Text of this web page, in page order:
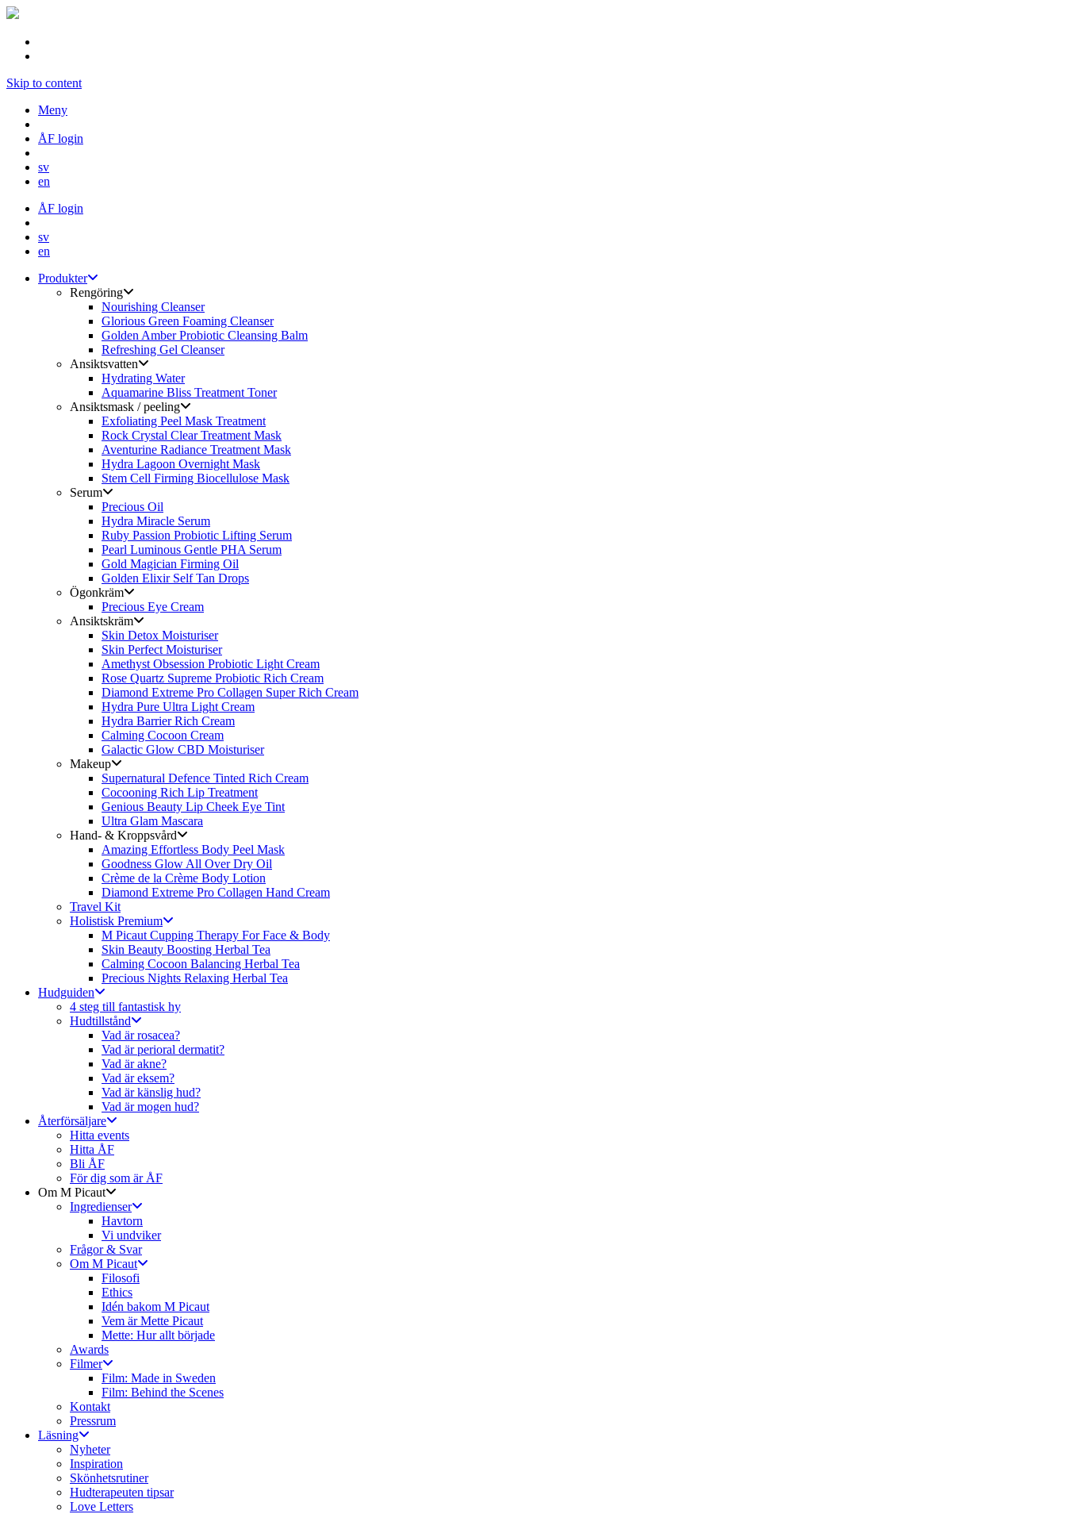
Skip to content
Meny
ÅF login
sv
en
ÅF login
sv
en
Produkter
Rengöring
Nourishing Cleanser
Glorious Green Foaming Cleanser
Golden Amber Probiotic Cleansing Balm
Refreshing Gel Cleanser
Ansiktsvatten
Hydrating Water
Aquamarine Bliss Treatment Toner
Ansiktsmask / peeling
Exfoliating Peel Mask Treatment
Rock Crystal Clear Treatment Mask
Aventurine Radiance Treatment Mask
Hydra Lagoon Overnight Mask
Stem Cell Firming Biocellulose Mask
Serum
Precious Oil
Hydra Miracle Serum
Ruby Passion Probiotic Lifting Serum
Pearl Luminous Gentle PHA Serum
Gold Magician Firming Oil
Golden Elixir Self Tan Drops
Ögonkräm
Precious Eye Cream
Ansiktskräm
Skin Detox Moisturiser
Skin Perfect Moisturiser
Amethyst Obsession Probiotic Light Cream
Rose Quartz Supreme Probiotic Rich Cream
Diamond Extreme Pro Collagen Super Rich Cream
Hydra Pure Ultra Light Cream
Hydra Barrier Rich Cream
Calming Cocoon Cream
Galactic Glow CBD Moisturiser
Makeup
Supernatural Defence Tinted Rich Cream
Cocooning Rich Lip Treatment
Genious Beauty Lip Cheek Eye Tint
Ultra Glam Mascara
Hand- & Kroppsvård
Amazing Effortless Body Peel Mask
Goodness Glow All Over Dry Oil
Crème de la Crème Body Lotion
Diamond Extreme Pro Collagen Hand Cream
Travel Kit
Holistisk Premium
M Picaut Cupping Therapy For Face & Body
Skin Beauty Boosting Herbal Tea
Calming Cocoon Balancing Herbal Tea
Precious Nights Relaxing Herbal Tea
Hudguiden
4 steg till fantastisk hy
Hudtillstånd
Vad är rosacea?
Vad är perioral dermatit?
Vad är akne?
Vad är eksem?
Vad är känslig hud?
Vad är mogen hud?
Återförsäljare
Hitta events
Hitta ÅF
Bli ÅF
För dig som är ÅF
Om M Picaut
Ingredienser
Havtorn
Vi undviker
Frågor & Svar
Om M Picaut
Filosofi
Ethics
Idén bakom M Picaut
Vem är Mette Picaut
Mette: Hur allt började
Awards
Filmer
Film: Made in Sweden
Film: Behind the Scenes
Kontakt
Pressrum
Läsning
Nyheter
Inspiration
Skönhetsrutiner
Hudterapeuten tipsar
Love Letters